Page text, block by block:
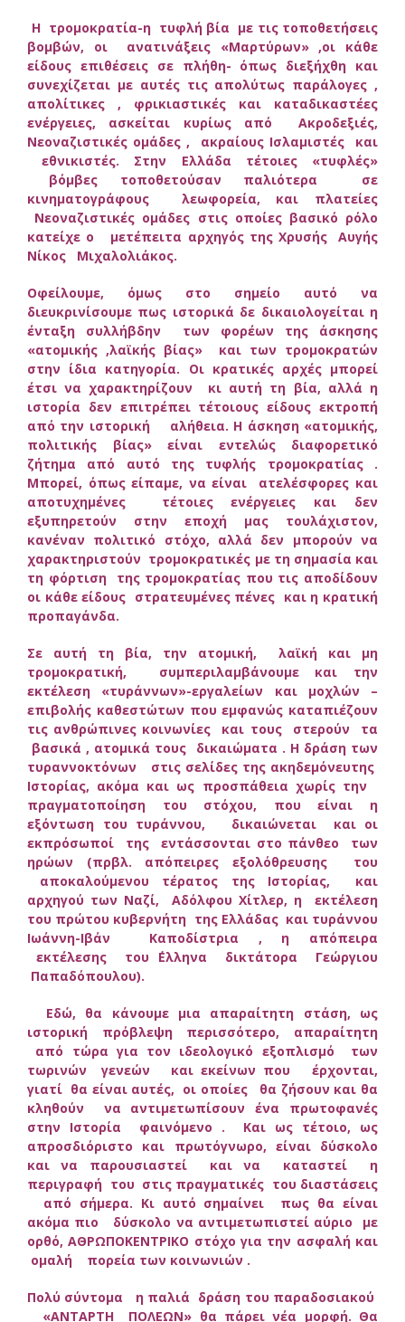
Η τρομοκρατία-η τυφλή βία με τις τοποθετήσεις
βομβών, οι ανατινάξεις «Μαρτύρων» ,οι κάθε
είδους επιθέσεις σε πλήθη- όπως διεξήχθη και
συνεχίζεται με αυτές τις απολύτως παράλογες ,
απολίτικες , φρικιαστικές και καταδικαστέες
ενέργειες, ασκείται κυρίως από Ακροδεξιές,
Νεοναζιστικές ομάδες , ακραίους Ισλαμιστές και
εθνικιστές. Στην Ελλάδα τέτοιες «τυφλές»
βόμβες τοποθετούσαν παλιότερα σε
κινηματογράφους λεωφορεία, και πλατείες
Νεοναζιστικές ομάδες στις οποίες βασικό ρόλο
κατείχε ο μετέπειτα αρχηγός της Χρυσής Αυγής
Νίκος Μιχαλολιάκος.
Οφείλουμε, όμως στο σημείο αυτό να
διευκρινίσουμε πως ιστορικά δε δικαιολογείται η
ένταξη συλλήβδην των φορέων της άσκησης
«ατομικής ,λαϊκής βίας» και των τρομοκρατών
στην ίδια κατηγορία. Οι κρατικές αρχές μπορεί
έτσι να χαρακτηρίζουν κι αυτή τη βία, αλλά η
ιστορία δεν επιτρέπει τέτοιους είδους εκτροπή
από την ιστορική αλήθεια. Η άσκηση «ατομικής,
πολιτικής βίας» είναι εντελώς διαφορετικό
ζήτημα από αυτό της τυφλής τρομοκρατίας .
Μπορεί, όπως είπαμε, να είναι ατελέσφορες και
αποτυχημένες τέτοιες ενέργειες και δεν
εξυπηρετούν στην εποχή μας τουλάχιστον,
κανέναν πολιτικό στόχο, αλλά δεν μπορούν να
χαρακτηριστούν τρομοκρατικές με τη σημασία και
τη φόρτιση της τρομοκρατίας που τις αποδίδουν
οι κάθε είδους στρατευμένες πένες και η κρατική
προπαγάνδα.
Σε αυτή τη βία, την ατομική, λαϊκή και μη
τρομοκρατική, συμπεριλαμβάνουμε και την
εκτέλεση «τυράννων»-εργαλείων και μοχλών –
επιβολής καθεστώτων που εμφανώς καταπιέζουν
τις ανθρώπινες κοινωνίες και τους στερούν τα
βασικά , ατομικά τους δικαιώματα . Η δράση των
τυραννοκτόνων στις σελίδες της ακηδεμόνευτης
Ιστορίας, ακόμα και ως προσπάθεια χωρίς την
πραγματοποίηση του στόχου, που είναι η
εξόντωση του τυράννου, δικαιώνεται και οι
εκπρόσωποί της εντάσσονται στο πάνθεο των
ηρώων (πρβλ. απόπειρες εξολόθρευσης του
αποκαλούμενου τέρατος της Ιστορίας, και
αρχηγού των Ναζί, Αδόλφου Χίτλερ, η εκτέλεση
του πρώτου κυβερνήτη της Ελλάδας και τυράννου
Ιωάννη-Ιβάν Καποδίστρια , η απόπειρα
εκτέλεσης του ΄Ελληνα δικτάτορα Γεώργιου
Παπαδόπουλου).
Εδώ, θα κάνουμε μια απαραίτητη στάση, ως
ιστορική πρόβλεψη περισσότερο, απαραίτητη
από τώρα για τον ιδεολογικό εξοπλισμό των
τωρινών γενεών και εκείνων που έρχονται,
γιατί θα είναι αυτές, οι οποίες θα ζήσουν και θα
κληθούν να αντιμετωπίσουν ένα πρωτοφανές
στην Ιστορία φαινόμενο . Και ως τέτοιο, ως
απροσδιόριστο και πρωτόγνωρο, είναι δύσκολο
και να παρουσιαστεί και να καταστεί η
περιγραφή του στις πραγματικές του διαστάσεις
από σήμερα. Κι αυτό σημαίνει πως θα είναι
ακόμα πιο δύσκολο να αντιμετωπιστεί αύριο με
ορθό, ΑΘΡΩΠΟΚΕΝΤΡΙΚΟ στόχο για την ασφαλή και
ομαλή πορεία των κοινωνιών .
Πολύ σύντομα η παλιά δράση του παραδοσιακού
«ΑΝΤΑΡΤΗ ΠΟΛΕΩΝ» θα πάρει νέα μορφή. Θα